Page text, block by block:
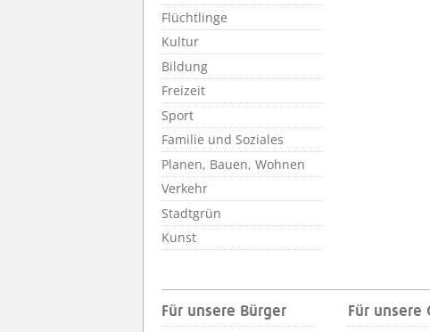
Flüchtlinge
Kultur
Bildung
Freizeit
Sport
Familie und Soziales
Planen, Bauen, Wohnen
Verkehr
Stadtgrün
Kunst
Für unsere Bürger Für unsere